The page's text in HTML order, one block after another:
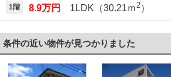
1階 8.9万円 1LDK（30.21ｍ2）
条件の近い物件が見つかりました